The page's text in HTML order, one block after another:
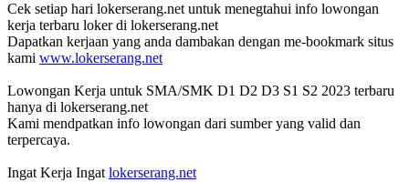
Cek setiap hari lokerserang.net untuk menegtahui info lowongan
kerja terbaru loker di lokerserang.net
Dapatkan kerjaan yang anda dambakan dengan me-bookmark situs
kami www.lokerserang.net
Lowongan Kerja untuk SMA/SMK D1 D2 D3 S1 S2 2023 terbaru
hanya di lokerserang.net
Kami mendpatkan info lowongan dari sumber yang valid dan
terpercaya.
Ingat Kerja Ingat lokerserang.net